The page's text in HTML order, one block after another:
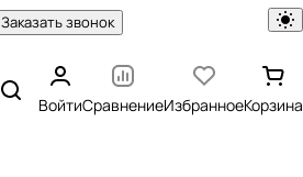
Заказать звонок
ВойтиСравнениеИзбранноеКорзина